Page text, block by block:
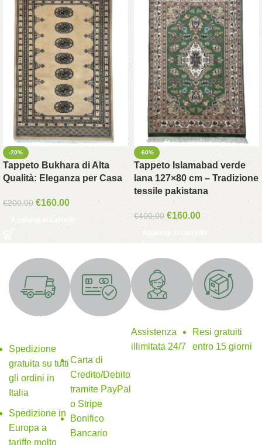
-20%
Tappeto Bukhara di Alta
Qualità: Eleganza per Casa
€200.00 €160.00
Aggiungi al carrello
-60%
Tappeto Islamabad verde
lana 127×80 cm – Tradizione
tessile pakistana
€400.00 €160.00
Aggiungi al carrello
SPEDIZIONE
Spedizione
gratuita su tutti
gli ordini in
Italia
Spedizione in
Europa a
tariffe molto
Metodi di
Carta di
Credito/Debito
tramite PayPal
o Stripe
Bonifico
Bancario
Supporto 24/7
Assistenza
illimitata 24/7
Resi gratuiti
Resi gratuiti
entro 15 giorni